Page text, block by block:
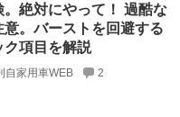
絶対にやって！ 過酷な
。バーストを回避する
ク項目を解説
自家用車WEB 2